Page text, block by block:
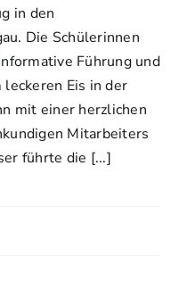
in den
Die Schülerinnen
Führung und
Eis in der
mit einer herzlichen
Mitarbeiters
führte die [...]